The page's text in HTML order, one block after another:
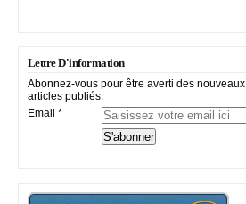
Lettre D'information
Abonnez-vous pour être averti des nouveaux
articles publiés.
Email